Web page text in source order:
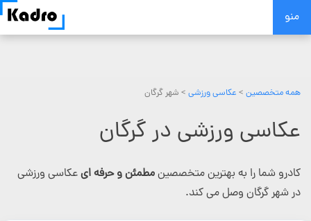
Skip
منو
همه متخصصین > عکاسی ورزشی > شهر گرگان
عکاسی ورزشی در گرگان
کادرو شما را به بهترین متخصصینمطمئن و حرفه ایعکاسی ورزشی
در شهر گرگان وصل می کند.